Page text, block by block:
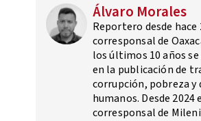
Álvaro Morales
Reportero desde hace
corresponsal de
los últimos 10 años
en la publicación de
corrupción, pobreza y
humanos. Desde 2024
corresponsal de